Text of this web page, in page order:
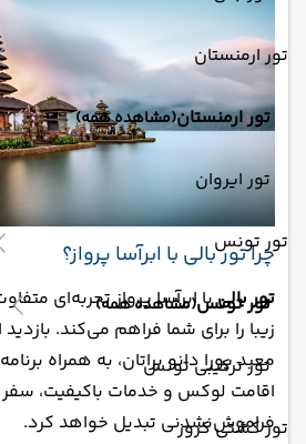
تور ارمنستان
تور ارمنستان(مشاهده همه)
تور ایروان
تور تونس
تور تونس(مشاهده همه)
تور ترکیبی تونس
تور کشتی کروز
چرا تور بالی با ابرآسا پرواز؟
تور بالیبا ابرآسا پرواز تجربه‌ای
زیبا را برای شما فراهم می‌کند.
معبد پورا دانو براتان، به همراه
اقامت لوکس و خدمات باکیفیت، سفر
فراموش‌نشدنی تبدیل خواهد کرد.